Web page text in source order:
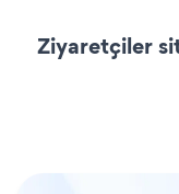
Ziyaretçiler